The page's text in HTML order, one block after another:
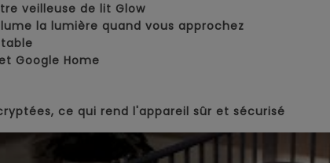
veilleuse de lit Glow
la lumière quand vous approchez
Google Home
ce qui rend l'appareil sûr et sécurisé